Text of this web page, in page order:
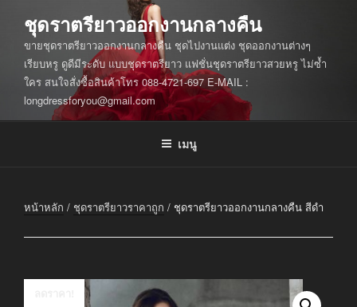
บทความ
ชุดราตรียาวออกงานกลางคืน
ขายชุดราตรียาวออกงานกลางคืน ชุดไปงานแต่ง ชุดออกงานต่างๆ
เรียบหรู ดูดีมีระดับ แบบชุดราตรียาว แฟชั่นชุดราตรียาวสวยหรู ไม่ซ้ำ
ใคร สนใจสั่งซื้อสินค้าโทร 088-4721-697 E-MAIL :
longdressforyou@gmail.com
เมนู
หน้าหลัก / ชุดราตรียาวราคาถูก / ชุดราตรียาวออกงานกลางคืน สีดำ